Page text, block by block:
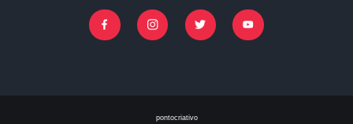
Facebook Instagram Twitter Youtube
pontocriativo